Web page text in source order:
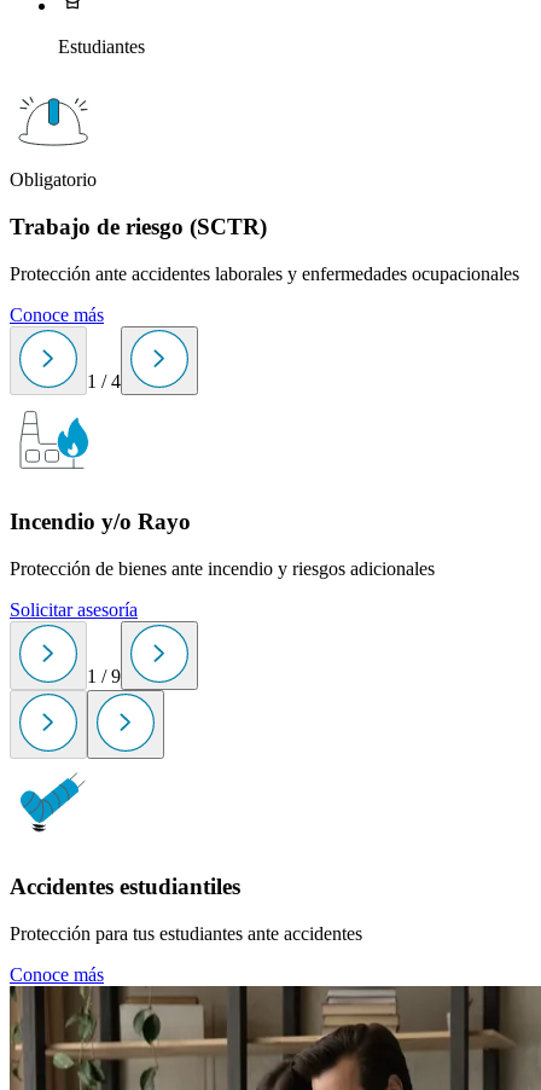
Estudiantes
Obligatorio
Trabajo de riesgo (SCTR)
Protección ante accidentes laborales y enfermedades ocupacionales
Conoce más
1 /4
Incendio y/o Rayo
Protección de bienes ante incendio y riesgos adicionales
Solicitar asesoría
1 /9
Accidentes estudiantiles
Protección para tus estudiantes ante accidentes
Conoce más